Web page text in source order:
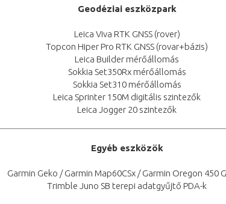
Geodéziai eszközpark
Leica Viva RTK GNSS (rover)
Topcon Hiper Pro RTK GNSS (rovar+bázis)
Leica Builder mérőállomás
Sokkia Set350Rx mérőállomás
Sokkia Set310 mérőállomás
Leica Sprinter 150M digitális szintezők
Leica Jogger 20 szintezők
Egyéb eszközök
Garmin Geko / Garmin Map60CSx / Garmin Oregon 450
Trimble Juno SB terepi adatgyűjtő PDA-k